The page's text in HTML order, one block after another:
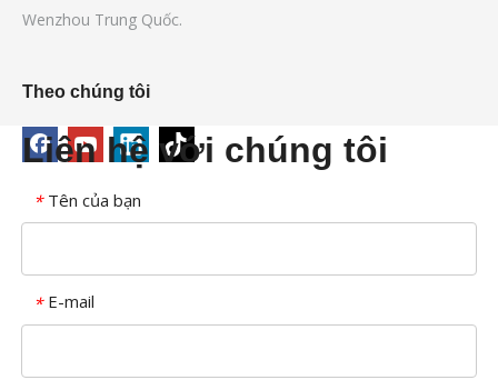
Wenzhou Trung Quốc.
Theo chúng tôi
Liên hệ với chúng tôi
* Tên của bạn
* E-mail